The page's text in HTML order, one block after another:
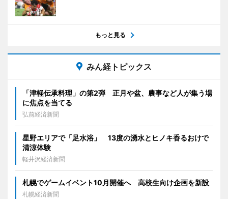
もっと見る
みん経トピックス
「津軽伝承料理」の第2弾 正月や盆、農事など人が集う場
に焦点を当てる
弘前経済新聞
星野エリアで「足水浴」 13度の湧水とヒノキ香るおけで
清涼体験
軽井沢経済新聞
札幌でゲームイベント10月開催へ 高校生向け企画を新設
札幌経済新聞